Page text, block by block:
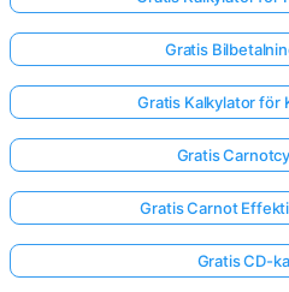
Gratis
Gratis Kalkylator för
Gratis
Gratis Carnot
Gratis CD-